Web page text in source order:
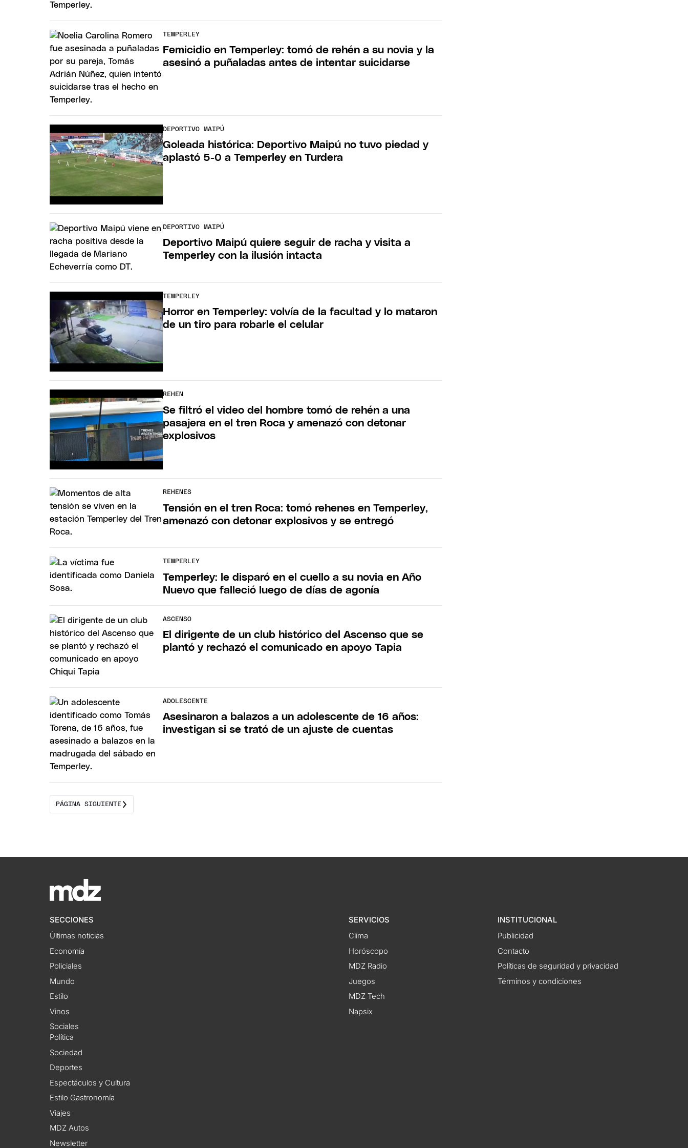
TEMPERLEY
Femicidio en Temperley: tomó de rehén a su novia y la
asesinó a puñaladas antes de intentar suicidarse
DEPORTIVO MAIPÚ
Goleada histórica: Deportivo Maipú no tuvo piedad y
aplastó 5-0 a Temperley en Turdera
DEPORTIVO MAIPÚ
Deportivo Maipú quiere seguir de racha y visita a
Temperley con la ilusión intacta
TEMPERLEY
Horror en Temperley: volvía de la facultad y lo mataron
de un tiro para robarle el celular
REHEN
Se filtró el video del hombre tomó de rehén a una
pasajera en el tren Roca y amenazó con detonar
explosivos
REHENES
Tensión en el tren Roca: tomó rehenes en Temperley,
amenazó con detonar explosivos y se entregó
TEMPERLEY
Temperley: le disparó en el cuello a su novia en Año
Nuevo que falleció luego de días de agonía
ASCENSO
El dirigente de un club histórico del Ascenso que se
plantó y rechazó el comunicado en apoyo Tapia
ADOLESCENTE
Asesinaron a balazos a un adolescente de 16 años:
investigan si se trató de un ajuste de cuentas
PÁGINA SIGUIENTE
SECCIONES
Últimas noticias
Economía
Policiales
Mundo
Estilo
Vinos
Sociales
Política
Sociedad
Deportes
Espectáculos y Cultura
Estilo Gastronomía
Viajes
MDZ Autos
Newsletter
SERVICIOS
Clima
Horóscopo
MDZ Radio
Juegos
MDZ Tech
Napsix
INSTITUCIONAL
Publicidad
Contacto
Políticas de seguridad y privacidad
Términos y condiciones